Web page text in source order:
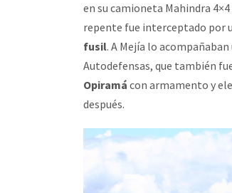
en su camioneta Mahindra
repente fue interceptado por
fusil. A Mejía lo
Autodefensas, que también
Opiramá con armamento y
después.